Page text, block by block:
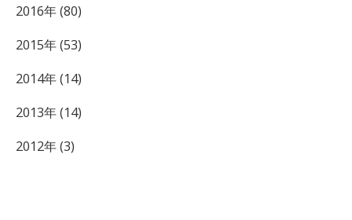
2016年 (80)
2015年 (53)
2014年 (14)
2013年 (14)
2012年 (3)